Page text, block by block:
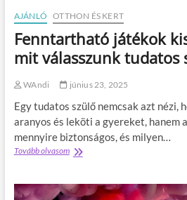
e
y
i
t
r
t
a
b
,
AJÁNLÓ OTTHON ÉS KERT
Fenntartható játékok
mit válasszunk tudatos
WAndi június 23, 2025
Egy tudatos szülő nemcsak azt nézi,
aranyos és leköti a gyereket, hanem
mennyire biztonságos, és milyen…
Tovább olvasomF
n